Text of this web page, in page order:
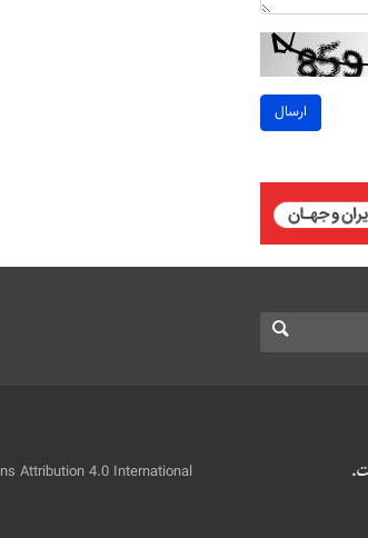
ارسال
Attribution 4.0 International